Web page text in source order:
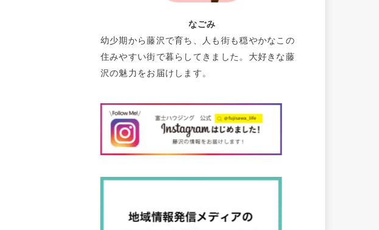
なごみ
幼少期から藤沢で育ち、人も街も穏やかなこの
住みやすい街で暮らしてきました。大好きな藤
沢の魅力をお届けします。